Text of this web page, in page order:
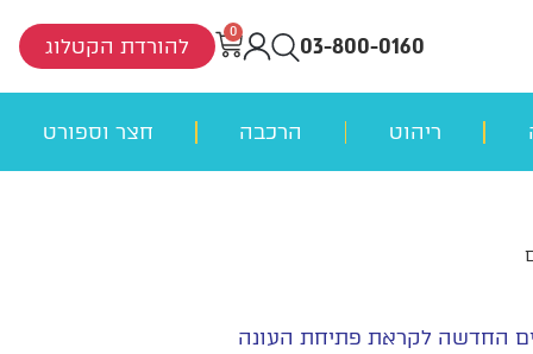
03-800-0160
0
להורדת הקטלוג
ריהוט הרכבה חצר וספורט
החדשה לקראת פתיחת העונה